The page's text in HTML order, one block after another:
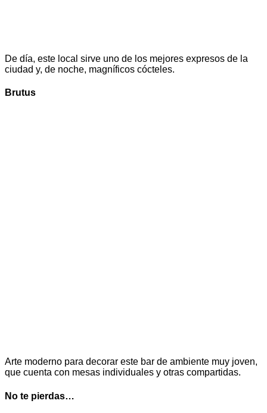
De día, este local sirve uno de los mejores expresos de la
ciudad y, de noche, magníficos cócteles.
Brutus
Arte moderno para decorar este bar de ambiente muy joven,
que cuenta con mesas individuales y otras compartidas.
No te pierdas…